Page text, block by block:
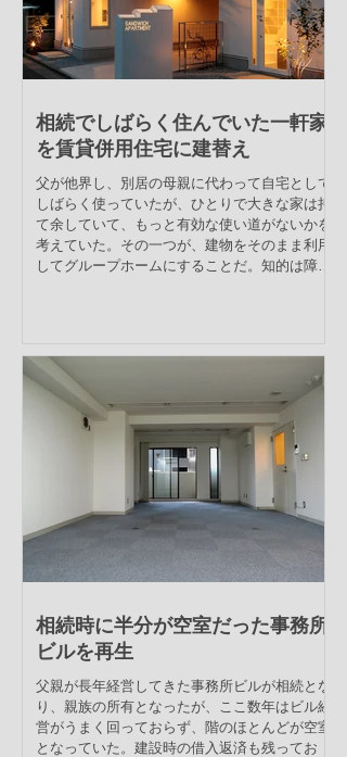
相続でしばらく住んでいた一軒家
を賃貸併用住宅に建替え
父が他界し、別居の母親に代わって自宅として
しばらく使っていたが、ひとりで大きな家は持
て余していて、もっと有効な使い道がないかを
考えていた。その一つが、建物をそのまま利用
してグループホームにすることだ。知的は障害
相続時に半分が空室だった事務所
ビルを再生
父親が長年経営してきた事務所ビルが相続とな
り、親族の所有となったが、ここ数年はビル経
営がうまく回っておらず、階のほとんどが空室
となっていた。建設時の借入返済も残ってお